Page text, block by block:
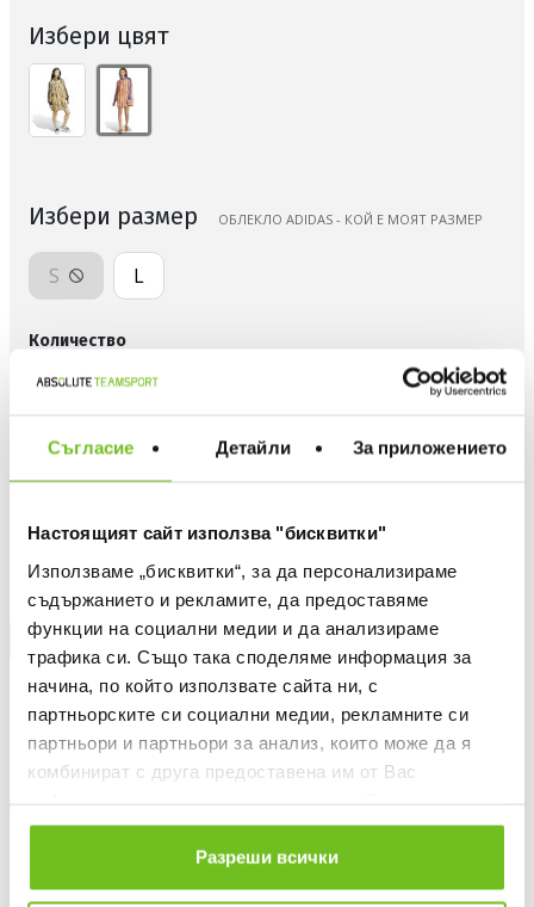
Съгласие Детайли За приложението
Настоящият сайт използва "бисквитки"
Използваме „бисквитки“, за да персонализираме
съдържанието и рекламите, да предоставяме
функции на социални медии и да анализираме
трафика си. Също така споделяме информация за
начина, по който използвате сайта ни, с
партньорските си социални медии, рекламните си
партньори и партньори за анализ, които може да я
комбинират с друга предоставена им от Вас
ползването от Ваша страна на услугите им.
Разреши всички
Избери цвят
Избери размер OБЛЕКЛО ADIDAS - КОЙ Е МОЯТ РАЗМЕР
S L
Количество
ДОБАВИ В ЛЮБИМИ
ВИЖ ПОВЕЧЕ
30 ДНИ БЕЗПЛАТНО ВРЪЩАНЕ
КУПИ НА КРЕДИТ
Информация за продукта
Описание
Доставка
Наличност в магазините